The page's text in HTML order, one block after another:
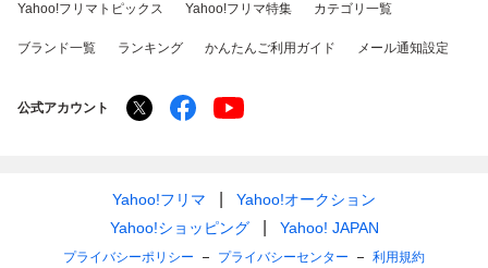
Yahoo!フリマトピックス Yahoo!フリマ特集 カテゴリ一覧
ブランド一覧 ランキング かんたんご利用ガイド メール通知設定
公式アカウント
Yahoo!フリマ
Yahoo!オークション
Yahoo!ショッピング
Yahoo! JAPAN
プライバシーポリシー プライバシーセンター 利用規約